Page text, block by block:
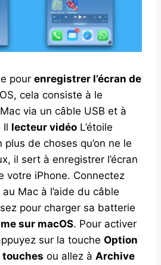
pour enregistrer l’écran de
cela consiste à le
via un câble USB et à
Il lecteur vidéo L’étoile
plus de choses qu’on ne le
il sert à enregistrer l’écran
votre iPhone. Connectez
Mac à l’aide du câble
pour charger sa batterie
sur macOS. Pour activer
sur la touche Option
touches ou allez à Archive